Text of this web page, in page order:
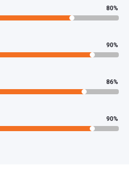
80%
90%
86%
90%